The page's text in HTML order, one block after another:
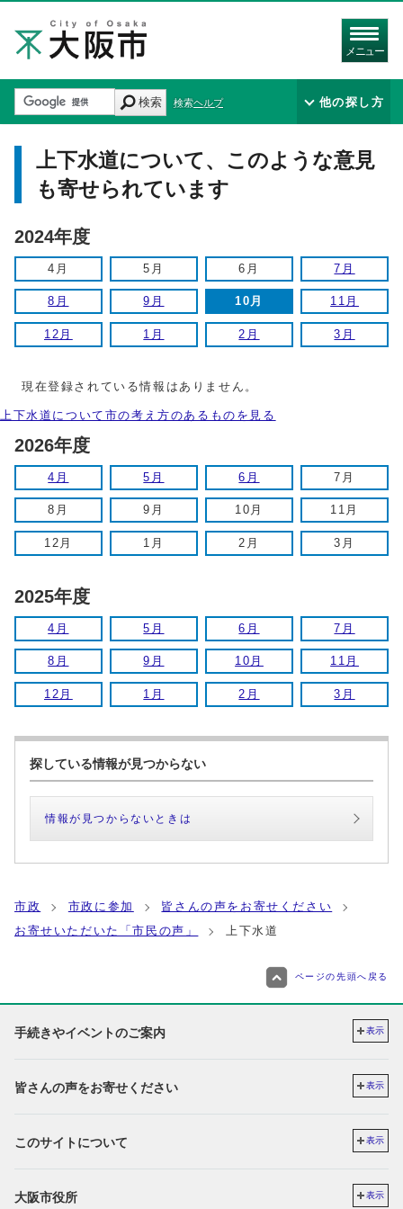
メニュー
検索 検索ヘルプ 他の探し方
上下水道について、このような意見
も寄せられています
2024年度
4月 5月 6月 7月
8月 9月 10月 11月
12月 1月 2月 3月
現在登録されている情報はありません。
上下水道について市の考え方のあるものを見る
2026年度
4月 5月 6月 7月
8月 9月 10月 11月
12月 1月 2月 3月
2025年度
4月 5月 6月 7月
8月 9月 10月 11月
12月 1月 2月 3月
探している情報が見つからない
情報が見つからないときは
市政 市政に参加
皆さんの声をお寄せください
お寄せいただいた「市民の声」
上下水道
ページの先頭へ戻る
手続きやイベントのご案内 表示
皆さんの声をお寄せください 表示
このサイトについて 表示
大阪市役所 表示